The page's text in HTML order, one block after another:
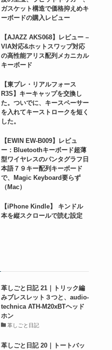
ガスケット構造で価格抑えめキ
ーボードの購入レビュー
【AJAZZ AKS068】レビュー –
VIA対応&ホットスワップ対応
の高性能アリス配列メカニカル
キーボード
【東プレ・リアルフォース
R3S】キーキャップを交換し
た。ついでに、キースペーサー
を入れてキーストロークを短く
した。
【EWIN EW-B009】レビュ
ー：Bluetoothキーボード超薄
型ワイヤレスのパンタグラフ日
本語７９キー配列キーボード
で、Magic Keyboard要らず
（Mac）
【iPhone Kindle】 キンドル
本を縦スクロールで読む設定
革しごと日記 21｜トリック編
みブレスレット３つと、audio-
technica ATH-M20xBTヘッド
ホン
革しごと日記
革しごと日記 20｜トートバッ